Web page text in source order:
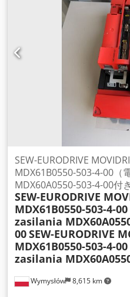
Wymysłów 8,615 km
SEW-EURODRIVE
MDX61B0550-503-4-00（
MDX60A0550-503-4-00付き
SEW-EURODRIVE
MDX61B0550-503-4-
zasilania
00SEW-EURODRIVE
MDX61B0550-503-4-
zasilania